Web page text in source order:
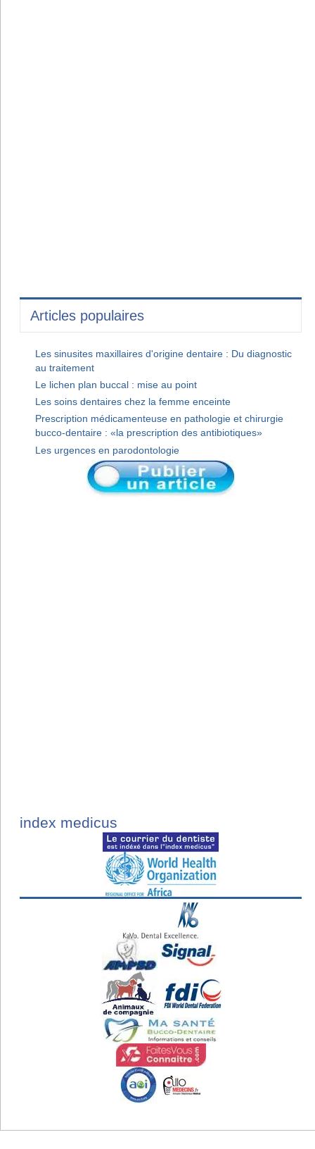
Articles populaires
Les sinusites maxillaires d'origine dentaire : Du diagnostic
au traitement
Le lichen plan buccal : mise au point
Les soins dentaires chez la femme enceinte
Prescription médicamenteuse en pathologie et chirurgie
bucco-dentaire : «la prescription des antibiotiques»
Les urgences en parodontologie
index medicus